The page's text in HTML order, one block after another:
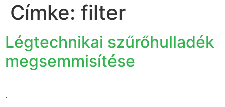
Címke: filter
Légtechnikai szűrőhulladék
megsemmisítése
.